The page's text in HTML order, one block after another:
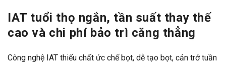
IAT tuổi thọ ngắn, tần suất thay thế
cao và chi phí bảo trì căng thẳng
Công nghệ IAT thiếu chất ức chế bọt, dễ tạo bọt, cản trở tuần